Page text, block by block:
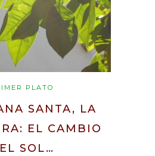
PLATO
SANTA, LA
EL CAMBIO
SOL…